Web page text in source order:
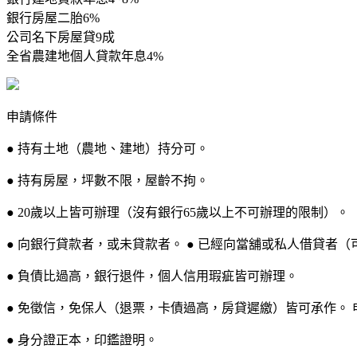
銀行房屋二胎6%
公司名下房屋貸9成
全省農建地個人貸款年息4%
申請條件
● 持有土地（農地、建地）持分可。
● 持有房屋，坪數不限，屋齡不拘。
● 20歲以上皆可辦理（沒有銀行65歲以上不可辦理的限制）。
● 向銀行貸款者，或未貸款者。 ● 已經向當舖或私人借貸者（
● 負債比過高，銀行退件，個人信用瑕疵皆可辦理。
● 免徵信，免保人（退票，卡債過高，房貸遲繳）皆可承作。
● 身分證正本，印鑑證明。